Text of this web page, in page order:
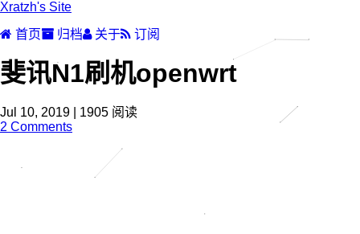
Xratzh's Site
首页 归档 关于 订阅
斐讯N1刷机openwrt
Jul 10, 2019 1905 阅读
2 Comments